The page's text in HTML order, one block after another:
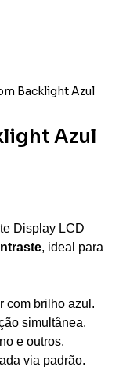
Backlight Azul
Azul
Display LCD
, ideal para
com brilho azul.
simultânea.
e outros.
via padrão.